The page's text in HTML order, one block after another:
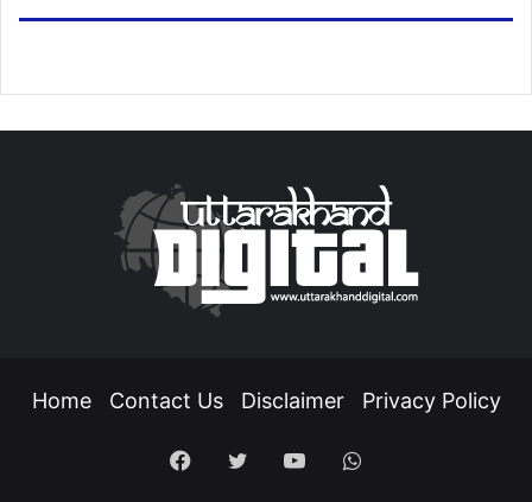
Home Contact Us Disclaimer Privacy Policy
Facebook
TwitterYouTubeWhatsApp